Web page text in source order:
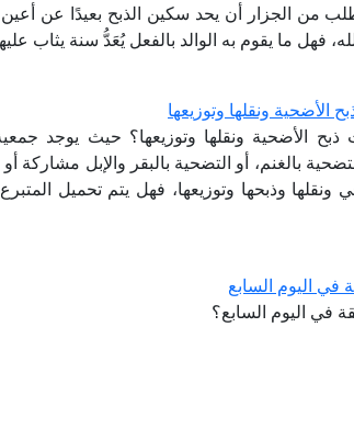
من الجزار أن يحد سكين الذبح بعيدًا عن
فهل ما يقوم به الوالد بالفعل يُعَدُّ سنة يثاب
ونقلها وتوزيعها
الأضحية ونقلها وتوزيعها؟ حيث يوجد
بالغنم، أو التضحية بالبقر والإبل مشاركة أو
ونقلها وذبحها وتوزيعها، فهل يتم تحميل
في اليوم السابع
في اليوم السابع؟